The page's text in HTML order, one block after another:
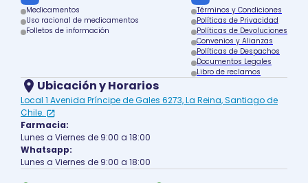
Medicamentos
Uso racional de medicamentos
Folletos de información
Términos y Condiciones
Políticas de Privacidad
Políticas de Devoluciones
Convenios y Alianzas
Políticas de Despachos
Documentos Legales
Libro de reclamos
Ubicación y Horarios
Local 1 Avenida Príncipe de Gales 6273, La Reina, Santiago de
Chile.
Farmacia:
Lunes a Viernes de 9:00 a 18:00
Whatsapp:
Lunes a Viernes de 9:00 a 18:00